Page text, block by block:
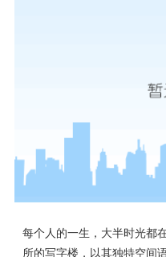
每个人的一生，大半时光都
所的写字楼，以其独特空间